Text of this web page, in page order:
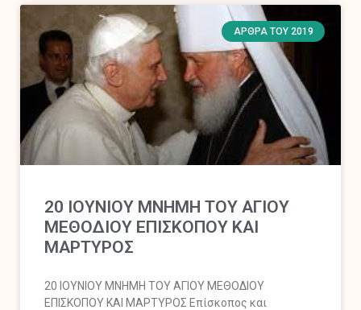
ΆΡΘΡΑ ΤΟΥ 2019
20 ΙΟΥΝΙΟΥ ΜΝΗΜΗ ΤΟΥ ΑΓΙΟΥ
ΜΕΘΟΔΙΟΥ ΕΠΙΣΚΟΠΟΥ ΚΑΙ
ΜΑΡΤΥΡΟΣ
20 ΙΟΥΝΙΟΥ ΜΝΗΜΗ ΤΟΥ ΑΓΙΟΥ ΜΕΘΟΔΙΟΥ
ΕΠΙΣΚΟΠΟΥ ΚΑΙ ΜΑΡΤΥΡΟΣ Επίσκοπος και